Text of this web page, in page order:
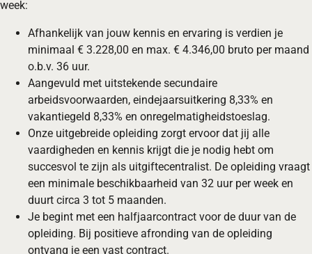
week:
Afhankelijk van jouw kennis en ervaring is verdien je
minimaal € 3.228,00 en max. € 4.346,00 bruto per maand
o.b.v. 36 uur.
Aangevuld met uitstekende secundaire
arbeidsvoorwaarden, eindejaarsuitkering 8,33% en
vakantiegeld 8,33% en onregelmatigheidstoeslag.
Onze uitgebreide opleiding zorgt ervoor dat jij alle
vaardigheden en kennis krijgt die je nodig hebt om
succesvol te zijn als uitgiftecentralist. De opleiding vraagt
een minimale beschikbaarheid van 32 uur per week en
duurt circa 3 tot 5 maanden.
Je begint met een halfjaarcontract voor de duur van de
opleiding. Bij positieve afronding van de opleiding
ontvang je een vast contract.